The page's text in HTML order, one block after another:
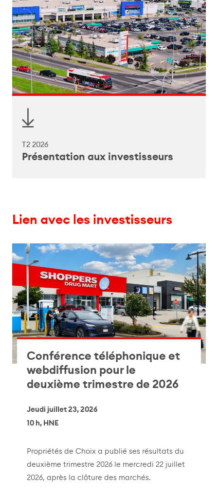
T2 2026
Présentation aux investisseurs
Lien avec les investisseurs
Conférence téléphonique et
webdiffusion pour le
deuxième trimestre de 2026
Jeudi juillet 23, 2026
10 h, HNE
Propriétés de Choix a publié ses résultats du
deuxième trimestre 2026 le mercredi 22 juillet
2026, après la clôture des marchés.